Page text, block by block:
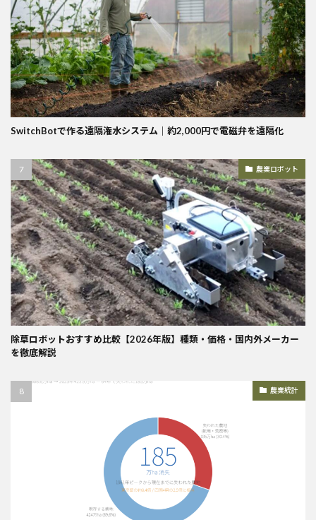
SwitchBotで作る遠隔潅水システム｜約2,000円で電磁弁を遠隔化
農業ロボット
除草ロボットおすすめ比較【2026年版】種類・価格・国内外メーカー
を徹底解説
農業統計